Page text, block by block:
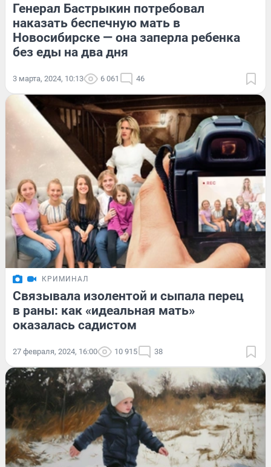
Генерал Бастрыкин потребовал
наказать беспечную мать в
Новосибирске — она заперла ребенка
без еды на два дня
3 марта, 2024, 10:13 6 061 46
КРИМИНАЛ
Связывала изолентой и сыпала перец
в раны: как «идеальная мать»
оказалась садистом
27 февраля, 2024, 16:00 10 915 38